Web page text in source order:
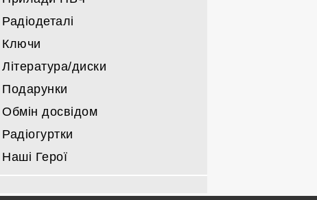
Радіодеталі
Ключи
Література/диски
Подарунки
Обмін досвідом
Радіогуртки
Наші Герої